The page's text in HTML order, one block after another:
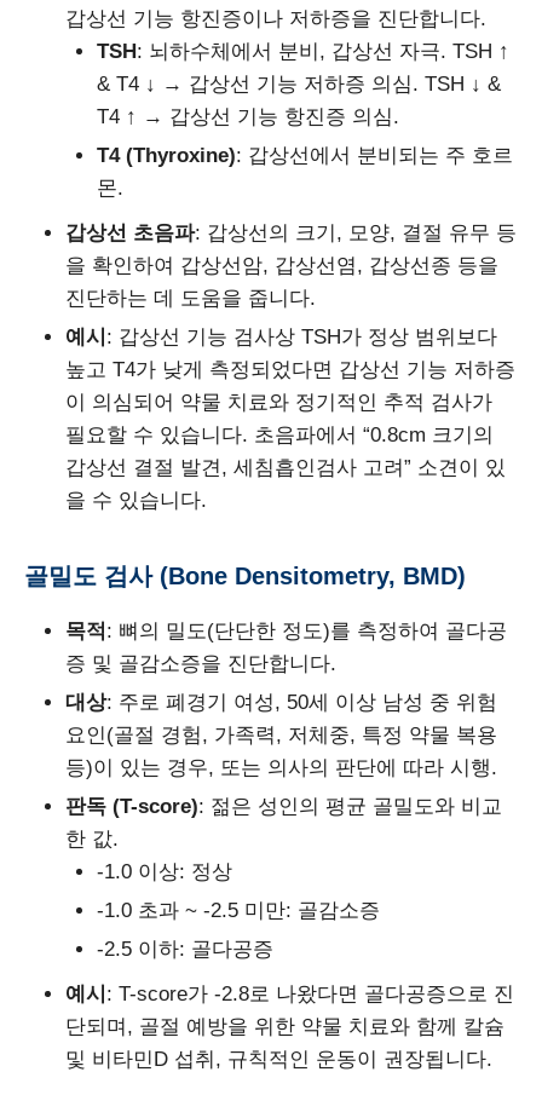
갑상선 기능 항진증이나 저하증을 진단합니다.
TSH: 뇌하수체에서 분비, 갑상선 자극. TSH ↑
& T4 ↓ → 갑상선 기능 저하증 의심. TSH ↓ &
T4 ↑ → 갑상선 기능 항진증 의심.
T4 (Thyroxine): 갑상선에서 분비되는 주 호르
몬.
갑상선 초음파: 갑상선의 크기, 모양, 결절 유무 등
을 확인하여 갑상선암, 갑상선염, 갑상선종 등을
진단하는 데 도움을 줍니다.
예시 : 갑상선 기능 검사상 TSH가 정상 범위보다
높고 T4가 낮게 측정되었다면 갑상선 기능 저하증
이 의심되어 약물 치료와 정기적인 추적 검사가
필요할 수 있습니다. 초음파에서 “0.8cm 크기의
갑상선 결절 발견, 세침흡인검사 고려” 소견이 있
을 수 있습니다.
골밀도 검사 (Bone Densitometry, BMD)
목적 : 뼈의 밀도(단단한 정도)를 측정하여 골다공
증 및 골감소증을 진단합니다.
대상: 주로 폐경기 여성, 50세 이상 남성 중 위험
요인(골절 경험, 가족력, 저체중, 특정 약물 복용
등)이 있는 경우, 또는 의사의 판단에 따라 시행.
판독 (T-score): 젊은 성인의 평균 골밀도와 비교
한 값.
-1.0 이상: 정상
-1.0 초과 ~ -2.5 미만: 골감소증
-2.5 이하: 골다공증
예시 : T-score가 -2.8로 나왔다면 골다공증으로 진
단되며, 골절 예방을 위한 약물 치료와 함께 칼슘
및 비타민D 섭취, 규칙적인 운동이 권장됩니다.